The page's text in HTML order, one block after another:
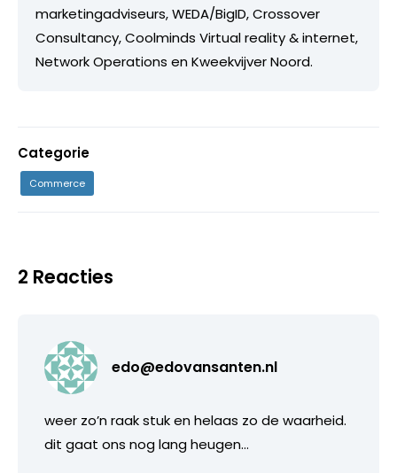
marketingadviseurs, WEDA/BigID, Crossover
Consultancy, Coolminds Virtual reality & internet,
Network Operations en Kweekvijver Noord.
Categorie
Commerce
2 Reacties
edo@edovansanten.nl
weer zo’n raak stuk en helaas zo de waarheid.
dit gaat ons nog lang heugen…